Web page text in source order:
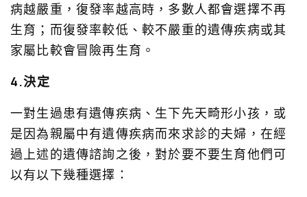
病越嚴重，復發率越高時，多數人都會選擇不再
生育；而復發率較低、較不嚴重的遺傳疾病或其
家屬比較會冒險再生育。
4.決定
一對生過患有遺傳疾病、生下先天畸形小孩，或
是因為親屬中有遺傳疾病而來求診的夫婦，在經
過上述的遺傳諮詢之後，對於要不要生育他們可
以有以下幾種選擇：